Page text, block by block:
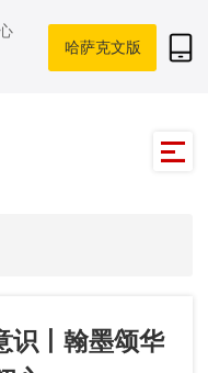
哈萨克文版
识丨翰墨颂华